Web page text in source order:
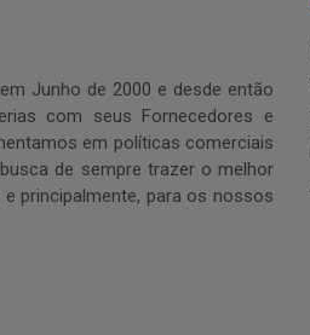
Junho de 2000 e desde então
com seus Fornecedores e
em políticas comerciais
de sempre trazer o melhor
principalmente, para os nossos